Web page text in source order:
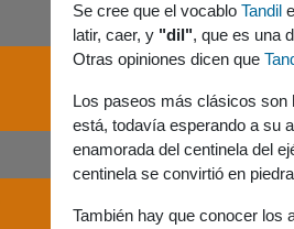
Se cree que el vocablo Tandil
latir, caer, y "dil", que es una
Otras opiniones dicen que
Los paseos más clásicos son
está, todavía esperando a su
enamorada del centinela del
centinela se convirtió en
También hay que conocer los